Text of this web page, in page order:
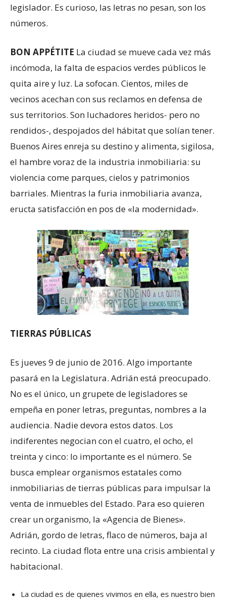
legislador. Es curioso, las letras no pesan, son los
números.
BON APPÉTITE La ciudad se mueve cada vez más
incómoda, la falta de espacios verdes públicos le
quita aire y luz. La sofocan. Cientos, miles de
vecinos acechan con sus reclamos en defensa de
sus territorios. Son luchadores heridos- pero no
rendidos-, despojados del hábitat que solían tener.
Buenos Aires enreja su destino y alimenta, sigilosa,
el hambre voraz de la industria inmobiliaria: su
violencia come parques, cielos y patrimonios
barriales. Mientras la furia inmobiliaria avanza,
eructa satisfacción en pos de «la modernidad».
TIERRAS PÚBLICAS
Es jueves 9 de junio de 2016. Algo importante
pasará en la Legislatura. Adrián está preocupado.
No es el único, un grupete de legisladores se
empeña en poner letras, preguntas, nombres a la
audiencia. Nadie devora estos datos. Los
indiferentes negocian con el cuatro, el ocho, el
treinta y cinco: lo importante es el número. Se
busca emplear organismos estatales como
inmobiliarias de tierras públicas para impulsar la
venta de inmuebles del Estado. Para eso quieren
crear un organismo, la «Agencia de Bienes».
Adrián, gordo de letras, flaco de números, baja al
recinto. La ciudad flota entre una crisis ambiental y
habitacional.
La ciudad es de quienes vivimos en ella, es nuestro bien